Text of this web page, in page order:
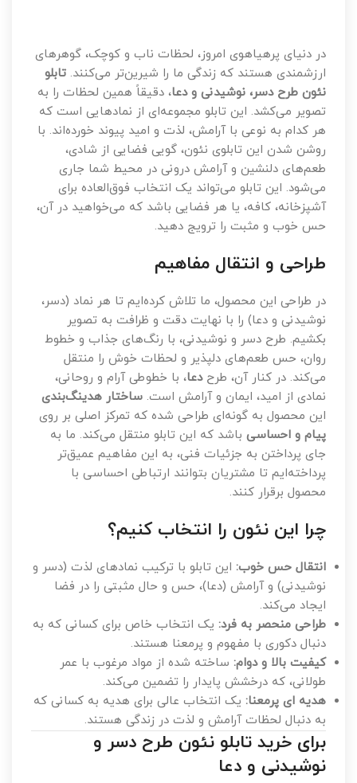
در دنیای پرهیاهوی امروز، لحظات ناب و کوچک، گوهرهای
ارزشمندی هستند که زندگی ما را شیرین‌تر می‌کنند. تابلو
نئون طرح دسر، نوشیدنی و دعا، دقیقاً همین لحظات را به
تصویر می‌کشد. این تابلو مجموعه‌ای از نمادهایی است که
هر کدام به نوعی با آرامش، لذت و امید پیوند خورده‌اند. با
روشن شدن این تابلوی نئون، گویی فضایی از شادی،
طعم‌های دلنشین و آرامش درونی در محیط شما جاری
می‌شود. این تابلو می‌تواند یک انتخاب فوق‌العاده برای
آشپزخانه، کافه، یا هر فضایی باشد که می‌خواهید در آن،
حس خوب و مثبت را ترویج دهید.
طراحی و انتقال مفاهیم
در طراحی این محصول، ما تلاش کرده‌ایم تا هر نماد (دسر،
نوشیدنی و دعا) را با نهایت دقت و ظرافت به تصویر
بکشیم. طرح دسر و نوشیدنی، با رنگ‌های جذاب و خطوط
روان، حس طعم‌های دلپذیر و لحظات خوش را منتقل
می‌کند. در کنار آن، طرحدعا، با خطوطی آرام و روحانی،
نمادی از امید، ایمان و آرامش است. ساختار هدینگ‌بندی
این محصول به گونه‌ای طراحی شده که تمرکز اصلی بر روی
پیام و احساسی باشد که این تابلو منتقل می‌کند. ما به
جای پرداختن به جزئیات فنی، به این مفاهیم عمیق‌تر
پرداخته‌ایم تا مشتریان بتوانند ارتباطی احساسی با
محصول برقرار کنند.
چرا این نئون را انتخاب کنیم؟
انتقال حس خوب: این تابلو با ترکیب نمادهای لذت (دسر و
نوشیدنی) و آرامش (دعا)، حس و حال مثبتی را در فضا
ایجاد می‌کند.
طراحی منحصر به فرد: یک انتخاب خاص برای کسانی که به
دنبال دکوری با مفهوم و پرمعنا هستند.
کیفیت بالا و دوام: ساخته شده از مواد مرغوب با عمر
طولانی، که درخشش پایدار را تضمین می‌کند.
هدیه ای پرمعنا: یک انتخاب عالی برای هدیه به کسانی که
به دنبال لحظات آرامش و لذت در زندگی هستند.
برای خرید تابلو نئون طرح دسر و
نوشیدنی و دعا